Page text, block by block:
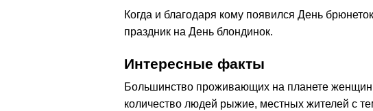
Когда и благодаря кому появился День
праздник на День блондинок.
Интересные факты
Большинство проживающих на планете
количество людей рыжие, местных жителей с